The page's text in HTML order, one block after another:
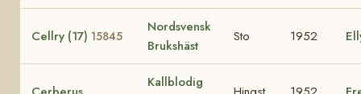
Cellry (17) 15845
Nordsvensk
Brukshäst
Sto 1952
Kallblodig